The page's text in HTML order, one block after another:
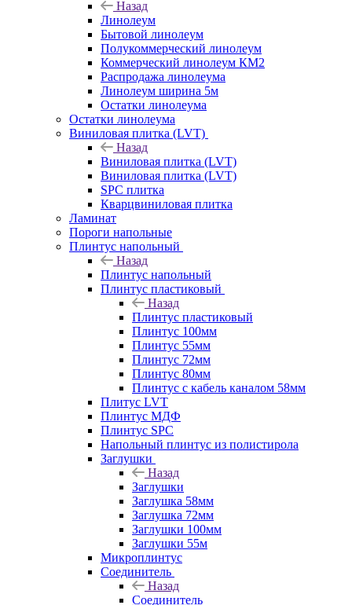
Назад
Линолеум
Бытовой линолеум
Полукоммерческий линолеум
Коммерческий линолеум КМ2
Распродажа линолеума
Линолеум ширина 5м
Остатки линолеума
Остатки линолеума
Виниловая плитка (LVT)
Назад
Виниловая плитка (LVT)
Виниловая плитка (LVT)
SPC плитка
Кварцвиниловая плитка
Ламинат
Пороги напольные
Плинтус напольный
Назад
Плинтус напольный
Плинтус пластиковый
Назад
Плинтус пластиковый
Плинтус 100мм
Плинтус 55мм
Плинтус 72мм
Плинтус 80мм
Плинтус с кабель каналом 58мм
Плитус LVT
Плинтус МДФ
Плинтус SPC
Напольный плинтус из полистирола
Заглушки
Назад
Заглушки
Заглушка 58мм
Заглушка 72мм
Заглушки 100мм
Заглушки 55м
Микроплинтус
Соединитель
Назад
Соединитель